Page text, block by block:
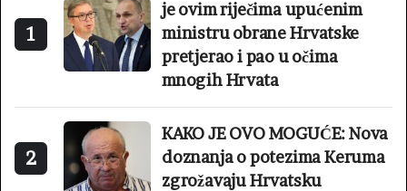
1
je ovim riječima upućenim
ministru obrane Hrvatske
pretjerao i pao u očima
mnogih Hrvata
2
KAKO JE OVO MOGUĆE: Nova
doznanja o potezima Keruma
zgrožavaju Hrvatsku